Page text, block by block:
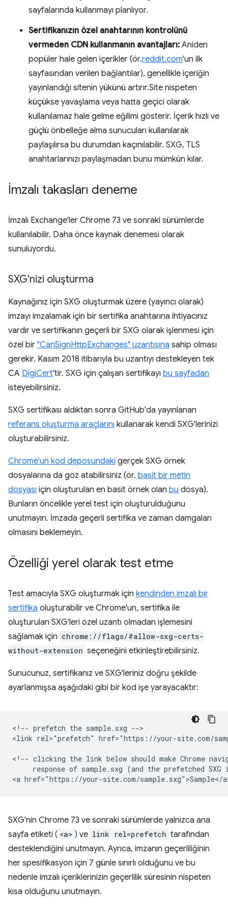
sayfalarında kullanmayı planlıyor.
Sertifikanızın özel anahtarının kontrolünü
vermeden CDN kullanmanın avantajları: Aniden
popüler hale gelen içerikler (ör.reddit.com'un ilk
sayfasından verilen bağlantılar), genellikle içeriğin
yayınlandığı sitenin yükünü artırır.Site nispeten
küçükse yavaşlama veya hatta geçici olarak
kullanılamaz hale gelme eğilimi gösterir. İçerik hızlı ve
güçlü önbelleğe alma sunucuları kullanılarak
paylaşılırsa bu durumdan kaçınılabilir. SXG, TLS
anahtarlarınızı paylaşmadan bunu mümkün kılar.
İmzalı takasları deneme
İmzalı Exchange'ler Chrome 73 ve sonraki sürümlerde
kullanılabilir. Daha önce kaynak denemesi olarak
sunuluyordu.
SXG'nizi oluşturma
Kaynağınız için SXG oluşturmak üzere (yayıncı olarak)
imzayı imzalamak için bir sertifika anahtarına ihtiyacınız
vardır ve sertifikanın geçerli bir SXG olarak işlenmesi için
özel bir "CanSignHttpExchanges" uzantısına sahip olması
gerekir. Kasım 2018 itibarıyla bu uzantıyı destekleyen tek
CA DigiCert'tir. SXG için çalışan sertifikayı bu sayfadan
isteyebilirsiniz.
SXG sertifikası aldıktan sonra GitHub'da yayınlanan
referans oluşturma araçlarını kullanarak kendi SXG'lerinizi
oluşturabilirsiniz.
Chrome'un kod deposundaki gerçek SXG örnek
dosyalarına da göz atabilirsiniz (ör. basit bir metin
dosyası için oluşturulan en basit örnek olan bu dosya).
Bunların öncelikle yerel test için oluşturulduğunu
unutmayın. İmzada geçerli sertifika ve zaman damgaları
olmasını beklemeyin.
Özelliği yerel olarak test etme
Test amacıyla SXG oluşturmak için kendinden imzalı bir
sertifika oluşturabilir ve Chrome'un, sertifika ile
oluşturulan SXG'leri özel uzantı olmadan işlemesini
sağlamak için chrome://flags/#allow-sxg-certs-
without-extension seçeneğini etkinleştirebilirsiniz.
Sunucunuz, sertifikanız ve SXG'leriniz doğru şekilde
ayarlanmışsa aşağıdaki gibi bir kod işe yarayacaktır:
<!-- prefetch the sample.sxg -->
<link rel="prefetch" href="https://your-site.com/
<!-- clicking the link below should make Chrome
response of sample.sxg (and the prefetched SXG
SXG'nin Chrome 73 ve sonraki sürümlerde yalnızca ana
sayfa etiketi ( <a> ) ve link rel=prefetch tarafından
desteklendiğini unutmayın. Ayrıca, imzanın geçerliliğinin
her spesifikasyon için 7 günle sınırlı olduğunu ve bu
nedenle imzalı içeriklerinizin geçerlilik süresinin nispeten
kısa olduğunu unutmayın.